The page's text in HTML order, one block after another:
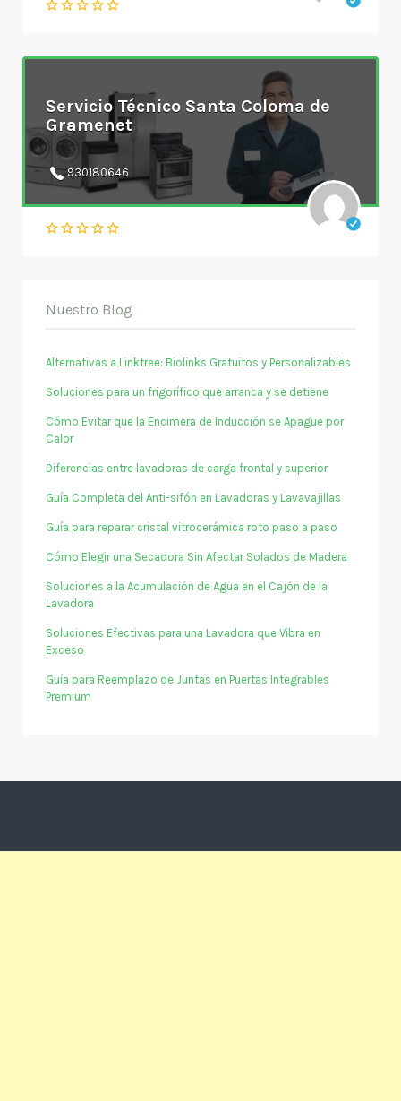
Servicio Técnico Santa Coloma de
Gramenet
930180646
Nuestro Blog
Alternativas a Linktree: Biolinks Gratuitos y Personalizables
Soluciones para un frigorífico que arranca y se detiene
Cómo Evitar que la Encimera de Inducción se Apague por
Calor
Diferencias entre lavadoras de carga frontal y superior
Guía Completa del Anti-sifón en Lavadoras y Lavavajillas
Guía para reparar cristal vitrocerámica roto paso a paso
Cómo Elegir una Secadora Sin Afectar Solados de Madera
Soluciones a la Acumulación de Agua en el Cajón de la
Lavadora
Soluciones Efectivas para una Lavadora que Vibra en
Exceso
Guía para Reemplazo de Juntas en Puertas Integrables
Premium